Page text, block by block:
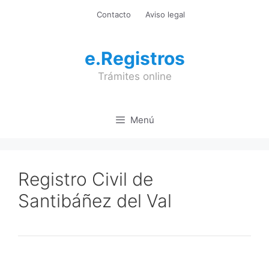
Contacto Aviso legal
e.Registros
Trámites online
Menú
Registro Civil de
Santibáñez del Val